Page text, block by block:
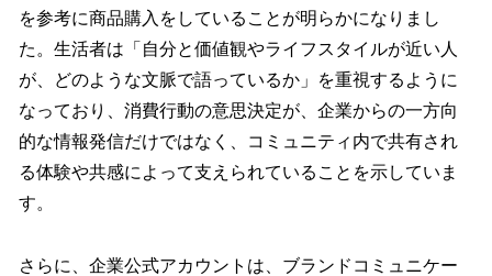
を参考に商品購入をしていることが明らかになりまし
た。生活者は「自分と価値観やライフスタイルが近い人
が、どのような文脈で語っているか」を重視するように
なっており、消費行動の意思決定が、企業からの一方向
的な情報発信だけではなく、コミュニティ内で共有され
る体験や共感によって支えられていることを示していま
す。
さらに、企業公式アカウントは、ブランドコミュニケー